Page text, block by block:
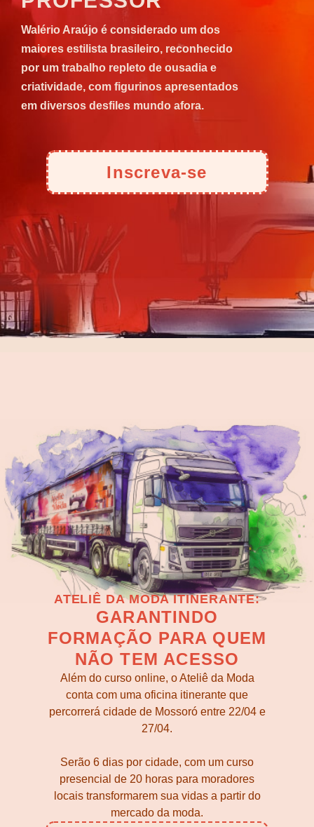
Walério Araújo é considerado um dos
maiores estilista brasileiro, reconhecido
por um trabalho repleto de ousadia e
criatividade, com figurinos apresentados
em diversos desfiles mundo afora.
Inscreva-se
ATELIÊ DA MODA ITINERANTE:
GARANTINDO
FORMAÇÃO PARA QUEM
NÃO TEM ACESSO
Além do curso online, o Ateliê da Moda
conta com uma oficina itinerante que
percorrerá cidade de Mossoró entre 22/04 e
27/04.
Serão 6 dias por cidade, com um curso
presencial de 20 horas para moradores
locais transformarem sua vidas a partir do
mercado da moda.